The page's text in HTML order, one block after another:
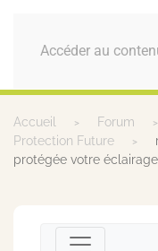
Accéder au
MENU
Accueil Forum
Protection Future
protégée votre éclairage